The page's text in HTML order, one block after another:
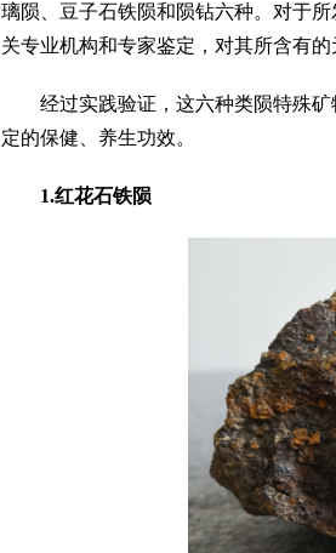
璃陨、豆子石铁陨和陨钻六种。对于
关专业机构和专家鉴定，对其所含有
经过实践验证，这六种类陨特殊矿
定的保健、养生功效。
1.红花石铁陨